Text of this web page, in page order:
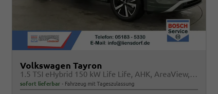
Volkswagen Tayron
1.5 TSI eHybrid 150 kW Life Life, AHK, AreaView, Side, Navi, Winter, 5-J. Garantie
sofort lieferbar Fahrzeug mit Tageszulassung